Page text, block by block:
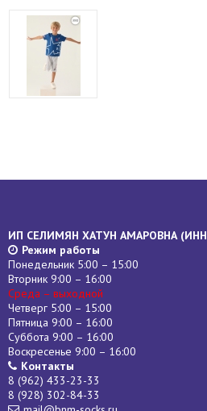
ИП СЕЛИМЯН ХАТУН АМАРОВНА (ИНН
Режим работы
Понедельник 5:00 – 15:00
Вторник 9:00 – 16:00
Среда – выходной
Четверг 5:00 – 15:00
Пятница 9:00 – 16:00
Суббота 9:00 – 16:00
Воскресенье 9:00 – 16:00
Контакты
8 (962) 433-23-33
8 (928) 302-84-33